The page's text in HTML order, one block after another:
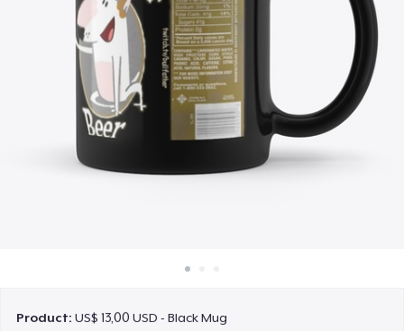
Verkoop overal
Verkoop alles
Product:US$ 13,00 USD - Black Mug